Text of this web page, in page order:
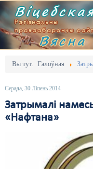
Рэгіянальны
праваабарончы
Вясна
Вы тут: Галоўная
Серада, 30 Ліпень 2014
Затрымалі
«Нафтана»
Галоўная
Адміністрацыйны
Безбар'ернае асяродзьдзе
Выбары
Грамадзянскія ініцыятывы
Выданьні
Кантакт
Пра нас